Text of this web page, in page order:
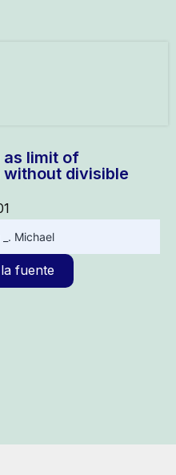
as limit of
divisible
_. Michael
fuente